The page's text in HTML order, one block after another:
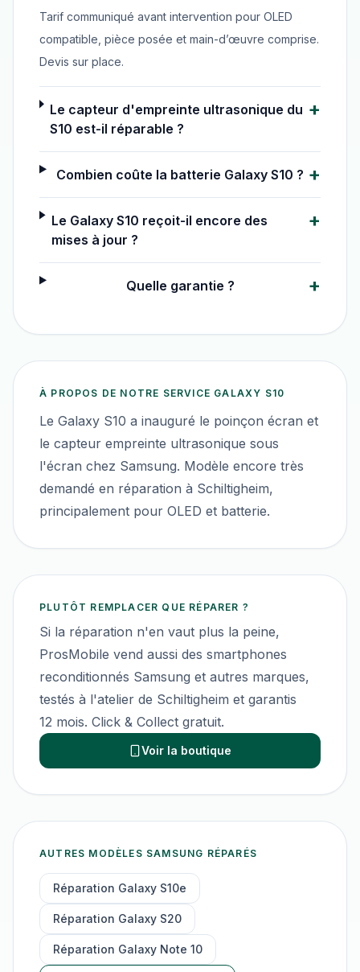
Tarif communiqué avant intervention pour OLED
compatible, pièce posée et main-d’œuvre comprise.
Devis sur place.
Le capteur d'empreinte ultrasonique du
S10 est-il réparable ?
+
Combien coûte la batterie Galaxy S10 ? +
Le Galaxy S10 reçoit-il encore des
mises à jour ?
+
Quelle garantie ? +
À PROPOS DE NOTRE SERVICE GALAXY S10
Le Galaxy S10 a inauguré le poinçon écran et
le capteur empreinte ultrasonique sous
l'écran chez Samsung. Modèle encore très
demandé en réparation à Schiltigheim,
principalement pour OLED et batterie.
PLUTÔT REMPLACER QUE RÉPARER ?
Si la réparation n'en vaut plus la peine,
ProsMobile vend aussi des smartphones
reconditionnés Samsung et autres marques,
testés à l'atelier de Schiltigheim et garantis
12 mois. Click & Collect gratuit.
Voir la boutique
AUTRES MODÈLES SAMSUNG RÉPARÉS
Réparation Galaxy S10e
Réparation Galaxy S20
Réparation Galaxy Note 10